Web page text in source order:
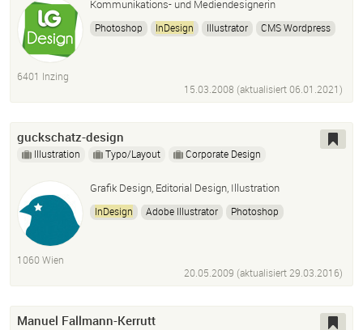
Kommunikations- und Mediendesignerin
Photoshop InDesign Illustrator
CMS Wordpress
6401 Inzing
15.03.2008 (aktualisiert06.01.2021)
guckschatz-design
Illustration Typo/Layout Corporate Design
Grafik Design, Editorial Design, Illustration
InDesign Adobe Illustrator
Photoshop
1060 Wien
20.05.2009 (aktualisiert29.03.2016)
Manuel Fallmann-Kerrutt